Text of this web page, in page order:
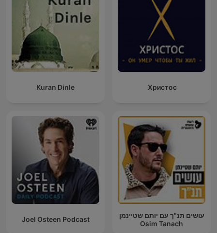
Kuran Dinle Христос
Joel Osteen Podcast
עושים תנ"ך עם יותם שטיינמן
Osim Tanach